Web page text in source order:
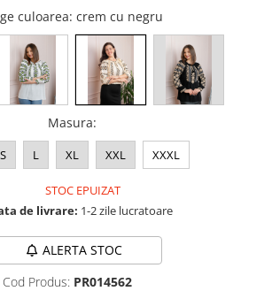
culoarea: crem cu negru
Masura:
S L XL XXL XXXL
STOC EPUIZAT
de livrare: 1-2 zile lucratoare
ALERTA STOC
Cod Produs: PR014562